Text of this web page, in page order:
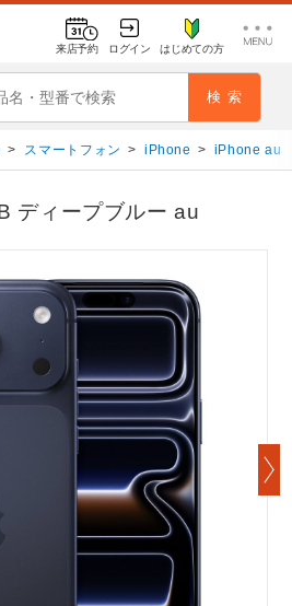
来店予約 ログイン はじめての方
> スマートフォン > iPhone > iPhone au
ディープブルー au